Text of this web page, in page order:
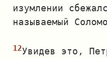
изумлении
называемый
Увидев это,